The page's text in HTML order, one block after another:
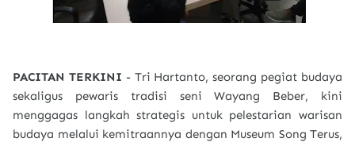
PACITAN TERKINI - Tri Hartanto, seorang pegiat budaya
sekaligus pewaris tradisi seni Wayang Beber, kini
menggagas langkah strategis untuk pelestarian warisan
budaya melalui kemitraannya dengan Museum Song Terus,